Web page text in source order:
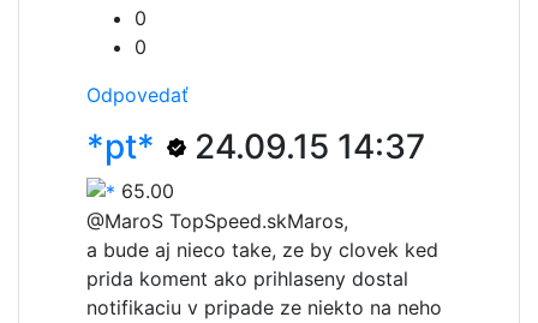
0
0
Odpovedať
*pt* 24.09.15 14:37
65.00
@MaroS TopSpeed.skMaros,
a bude aj nieco take, ze by clovek ked
prida koment ako prihlaseny dostal
notifikaciu v pripade ze niekto na neho